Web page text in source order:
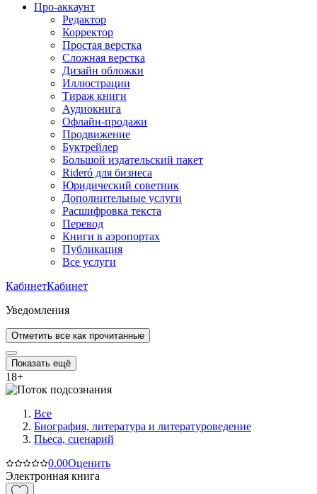
Про-аккаунт
Редактор
Корректор
Простая верстка
Сложная верстка
Дизайн обложки
Иллюстрации
Тираж книги
Аудиокнига
Офлайн-продажи
Продвижение
Буктрейлер
Большой издательский пакет
Rideró для бизнеса
Юридический советник
Дополнительные услуги
Расшифровка текста
Перевод
Книги в аэропортах
Публикация
Все услуги
КабинетКабинет
Уведомления
Отметить все как прочитанные
Показать ещё
18+
Все
Биография, литература и литературоведение
Пьеса, сценарий
0.00Оценить
Электронная книга